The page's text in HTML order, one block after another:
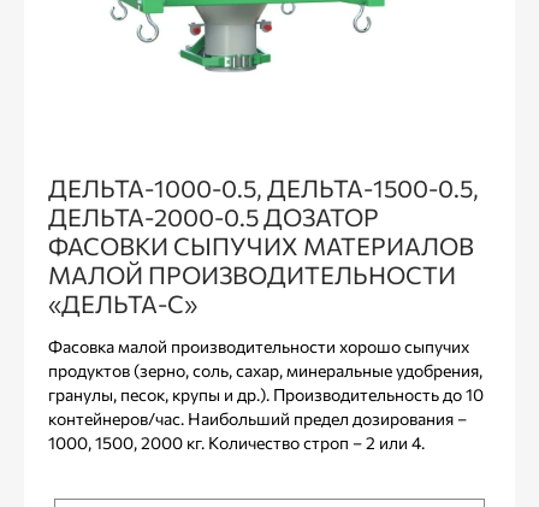
ДЕЛЬТА-1000-0.5, ДЕЛЬТА-1500-0.5,
ДЕЛЬТА-2000-0.5 ДОЗАТОР
ФАСОВКИ СЫПУЧИХ МАТЕРИАЛОВ
МАЛОЙ ПРОИЗВОДИТЕЛЬНОСТИ
«ДЕЛЬТА-С»
Фасовка малой производительности хорошо сыпучих
продуктов (зерно, соль, сахар, минеральные удобрения,
гранулы, песок, крупы и др.). Производительность до 10
контейнеров/час. Наибольший предел дозирования –
1000, 1500, 2000 кг. Количество строп – 2 или 4.